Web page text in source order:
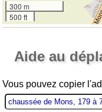
300 m
500 ft
Aide au
Vous pouvez copier